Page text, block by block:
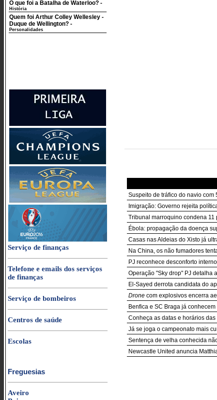
O que foi a Batalha de Waterloo? -
História
Quem foi Arthur Colley Wellesley -
Duque de Wellington? -
Personalidades
Serviço de finanças
Telefone e emails dos serviços
de finanças
Serviço de bombeiros
Centros de saúde
Escolas
Freguesias
Aveiro
Suspeito de tráfico do navio
Imigração: Governo rejeita
Tribunal marroquino condena
Ébola: propagação da doença
Casas nas Aldeias do Xisto já
Na China, os não fumadores
PJ reconhece desconforto
Operação "Sky drop" PJ detalha
El-Sayed derrota candidata do
Drone com explosivos encerra
Benfica e SC Braga já
Conheça as datas e horários das
Já se joga o campeonato mais
Sentença de velha conhecida
Newcastle United anuncia